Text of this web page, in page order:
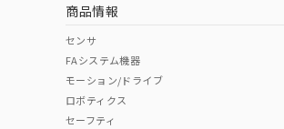
商品情報
センサ
FAシステム機器
モーション/ドライブ
ロボティクス
セーフティ